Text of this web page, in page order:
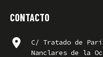
CONTACTO
C/ Tratado de
Nanclares de la